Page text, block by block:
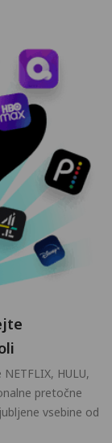
HULU,
pretočne
vsebine od